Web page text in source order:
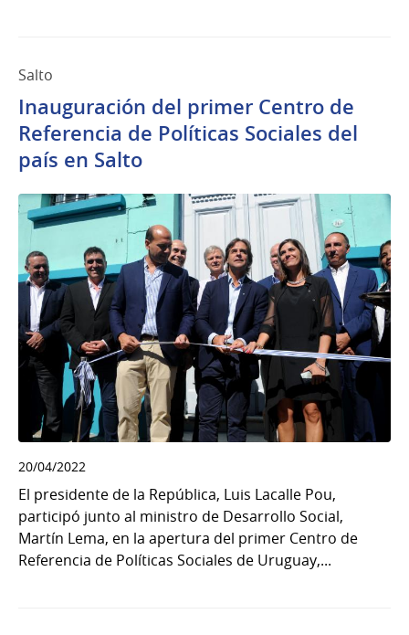
Salto
Inauguración del primer Centro de
Referencia de Políticas Sociales del
país en Salto
20/04/2022
El presidente de la República, Luis Lacalle Pou,
participó junto al ministro de Desarrollo Social,
Martín Lema, en la apertura del primer Centro de
Referencia de Políticas Sociales de Uruguay,...